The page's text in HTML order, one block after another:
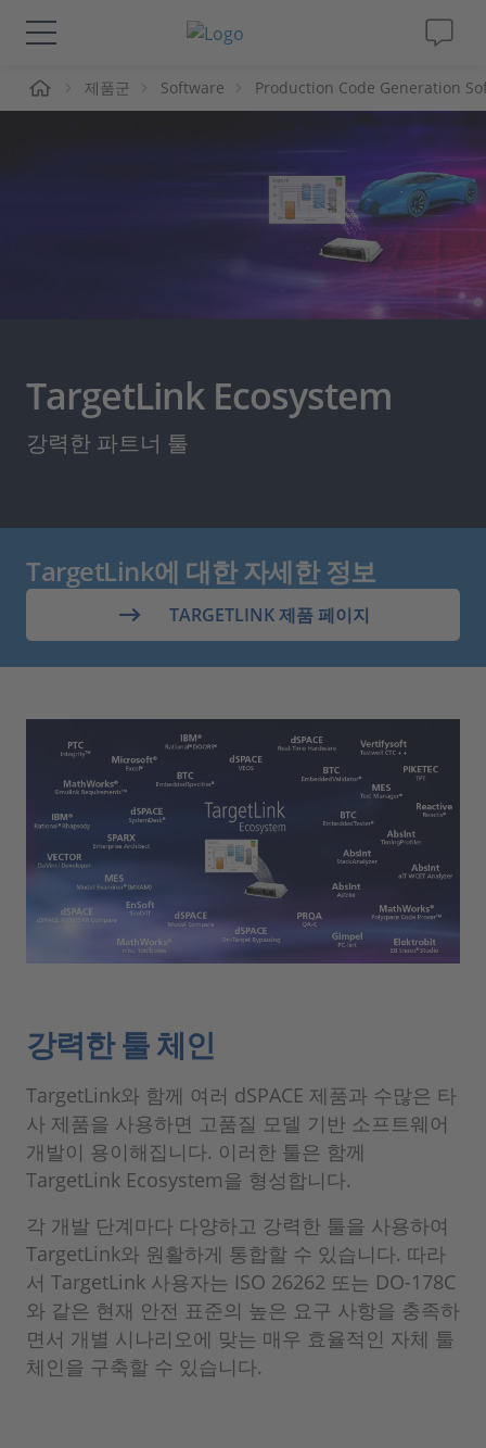
솔루션 및 제품
인재채용
제품군 Software Production Code Generation
TargetLink Ecosystem
강력한 파트너 툴
TargetLink에 대한 자세한 정보
TARGETLINK 제품 페이지
강력한 툴 체인
TargetLink와 함께 여러 dSPACE 제품과 수많은 타
사 제품을 사용하면 고품질 모델 기반 소프트웨어
개발이 용이해집니다. 이러한 툴은 함께
TargetLink Ecosystem을 형성합니다.
각 개발 단계마다 다양하고 강력한 툴을 사용하여
TargetLink와 원활하게 통합할 수 있습니다. 따라
서 TargetLink 사용자는 ISO 26262 또는 DO-178C
와 같은 현재 안전 표준의 높은 요구 사항을 충족하
면서 개별 시나리오에 맞는 매우 효율적인 자체 툴
체인을 구축할 수 있습니다.